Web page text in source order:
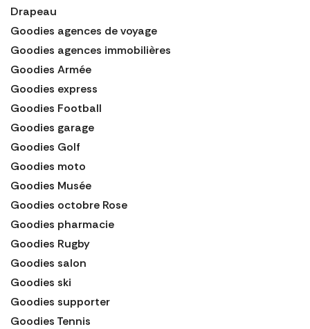
Drapeau
Goodies agences de voyage
Goodies agences immobilières
Goodies Armée
Goodies express
Goodies Football
Goodies garage
Goodies Golf
Goodies moto
Goodies Musée
Goodies octobre Rose
Goodies pharmacie
Goodies Rugby
Goodies salon
Goodies ski
Goodies supporter
Goodies Tennis